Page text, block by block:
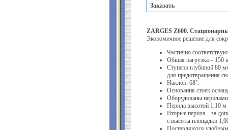
Заказать
ZARGES Z600.
Экономичное решение для
Частично
Общая нагрузка – 150
Ступени глубиной 80
для предотвращения
Наклон: 68°.
Основания стоек
Оборудованы
Перила высотой 1,10 м
Вторые перила – за
с высоты площадки
Поставляются